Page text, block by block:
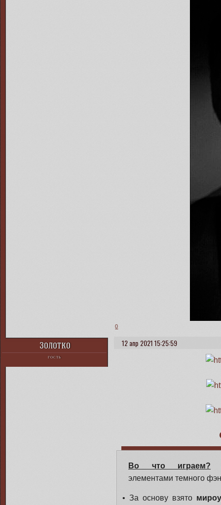
0
12 апр 2021 15:25:59
Золотко
ГОСТЬ
Во что играем?
элементами темного
• За основу взято